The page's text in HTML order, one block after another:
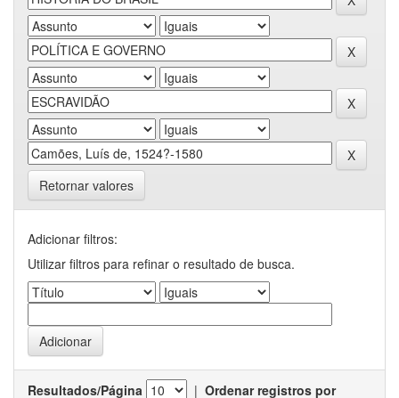
Retornar valores
Adicionar filtros:
Utilizar filtros para refinar o resultado de busca.
Resultados/Página | Ordenar registros por